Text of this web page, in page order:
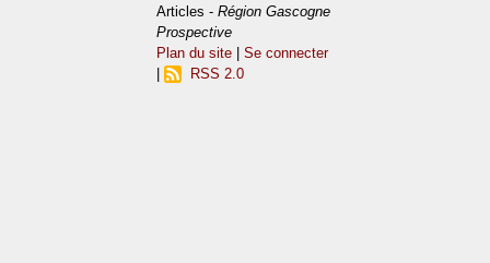
Articles -Région Gascogne
Prospective
Plan du site |Se connecter
RSS 2.0